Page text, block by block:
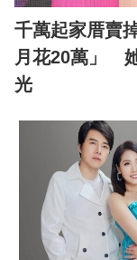
千萬起家厝賣
月花20萬」
光